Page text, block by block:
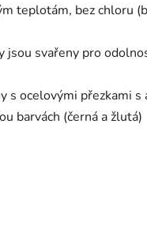
teplotám, bez chloru
jsou svařeny pro
s ocelovými přezkami s
barvách (černá a žlutá)